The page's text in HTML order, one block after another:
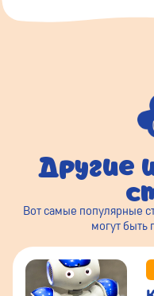
Другие
Вот самые популярные
могут быть